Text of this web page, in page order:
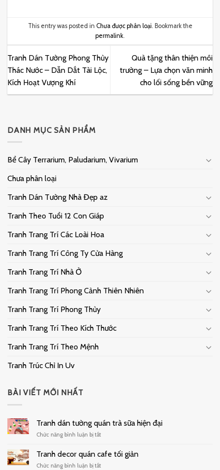
This entry was posted in Chưa được phân loại. Bookmark the
permalink.
Tranh Dán Tường Phong Thủy
Thác Nước – Dẫn Dắt Tài Lộc,
Kích Hoạt Vượng Khí
Quà tặng thân thiện môi
trường – Lựa chọn văn minh
cho lối sống bền vững
DANH MỤC SẢN PHẨM
Bể Cây Terrarium, Paludarium, Vivarium
Chưa phân loại
Tranh Dán Tường Nhà Đẹp az
Tranh Theo Tuổi 12 Con Giáp
Tranh Trang Trí Các Loài Hoa
Tranh Trang Trí Công Ty Cửa Hàng
Tranh Trang Trí Nhà Ở
Tranh Trang Trí Phong Cảnh Thiên Nhiên
Tranh Trang Trí Phong Thủy
Tranh Trang Trí Theo Kích Thước
Tranh Trang Trí Theo Mệnh
Tranh Trúc Chỉ In Uv
BÀI VIẾT MỚI NHẤT
Tranh dán tường quán trà sữa hiện đại
Chức năng bình luận bị tắtở
dán
tường
quán
Tranh decor quán cafe tối giản
Chức năng bình luận bị tắtở